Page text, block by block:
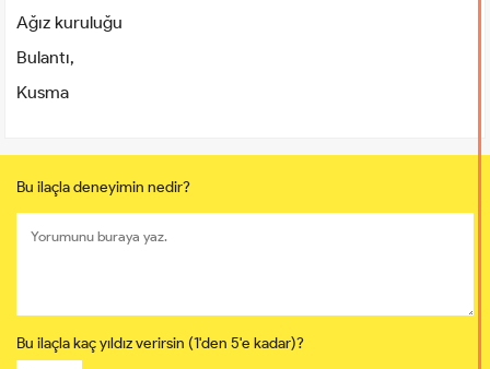
Ağız kuruluğu
Bulantı,
Kusma
Bu ilaçla deneyimin nedir?
Bu ilaçla kaç yıldız verirsin (1'den 5'e kadar)?